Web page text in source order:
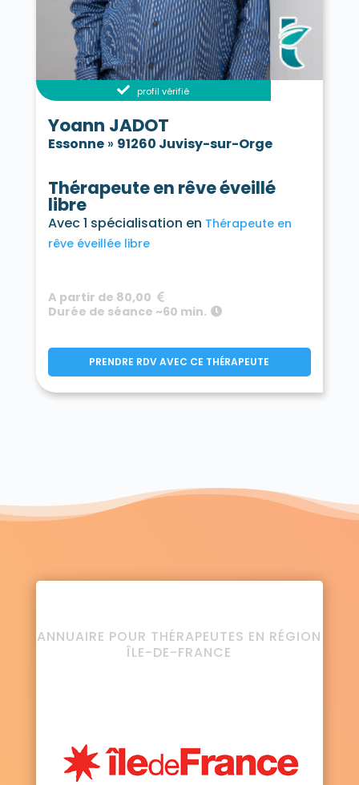
profil vérifié
Yoann JADOT
Essonne» 91260 Juvisy-sur-Orge
Thérapeute en rêve éveillé
libre
Avec 1 spécialisation en Thérapeute en
rêve éveillée libre
A partir de 80,00
Durée de séance ~60 min.
PRENDRE RDV AVEC CE THÉRAPEUTE
ANNUAIRE POUR THÉRAPEUTES EN RÉGION
ÎLE-DE-FRANCE